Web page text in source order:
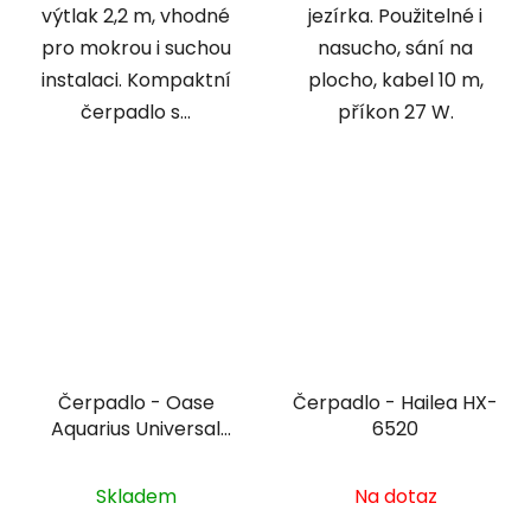
výtlak 2,2 m, vhodné
pro mokrou i suchou
instalaci. Kompaktní
čerpadlo s...
jezírka. Použitelné i
nasucho, sání na
plocho, kabel 10 m,
příkon 27 W.
Čerpadlo - Oase
Aquarius Universal
Skladem
Čerpadlo - Hailea HX-
6520
Na dotaz